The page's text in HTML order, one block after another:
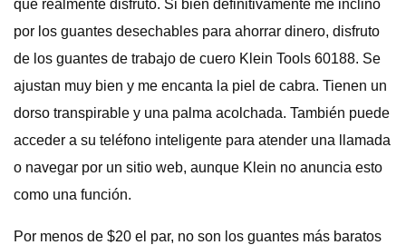
que realmente disfruto. Si bien definitivamente me inclino
por los guantes desechables para ahorrar dinero, disfruto
de los guantes de trabajo de cuero Klein Tools 60188. Se
ajustan muy bien y me encanta la piel de cabra. Tienen un
dorso transpirable y una palma acolchada. También puede
acceder a su teléfono inteligente para atender una llamada
o navegar por un sitio web, aunque Klein no anuncia esto
como una función.
Por menos de $20 el par, no son los guantes más baratos